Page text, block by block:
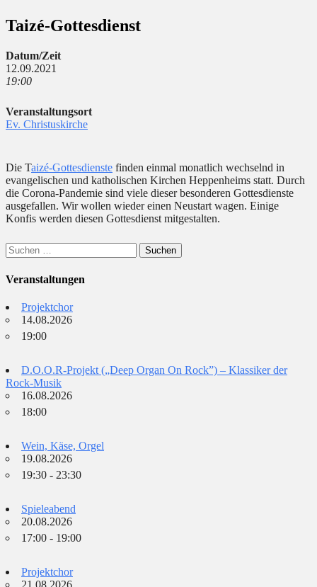
Taizé-Gottesdienst
Datum/Zeit
12.09.2021
19:00
Veranstaltungsort
Ev. Christuskirche
Die Taizé-Gottesdienste finden einmal monatlich wechselnd in
evangelischen und katholischen Kirchen Heppenheims statt. Durch
die Corona-Pandemie sind viele dieser besonderen Gottesdienste
ausgefallen. Wir wollen wieder einen Neustart wagen. Einige
Konfis werden diesen Gottesdienst mitgestalten.
Suchen
nach:
Veranstaltungen
Projektchor
14.08.2026
19:00
D.O.O.R-Projekt („Deep Organ On Rock”) – Klassiker der
Rock-Musik
16.08.2026
18:00
Wein, Käse, Orgel
19.08.2026
19:30 - 23:30
Spieleabend
20.08.2026
17:00 - 19:00
Projektchor
21.08.2026